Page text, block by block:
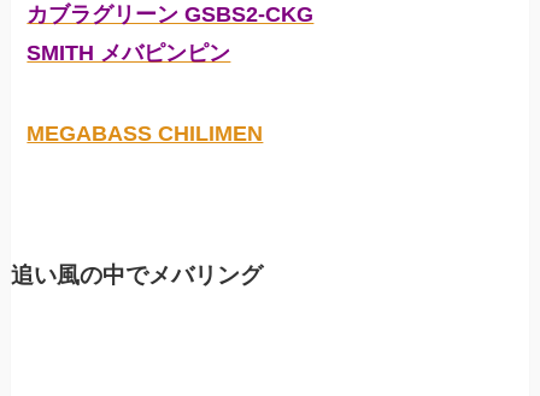
カブラグリーン GSBS2-CKG
SMITH メバピンピン
MEGABASS CHILIMEN
追い風の中でメバリング